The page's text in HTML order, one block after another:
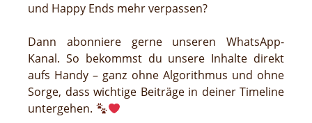
und Happy Ends mehr verpassen?
Dann abonniere gerne unseren WhatsApp-
Kanal. So bekommst du unsere Inhalte direkt
aufs Handy – ganz ohne Algorithmus und ohne
Sorge, dass wichtige Beiträge in deiner Timeline
untergehen.